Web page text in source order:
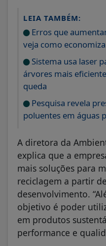
LEIA TAMBÉM:
Erros que
veja como
Sistema usa laser
árvores mais
queda
Pesquisa revela
poluentes em águas
A diretora da
explica que a
mais soluções para
reciclagem a partir
desenvolvimento.
objetivo é poder
em produtos
performance e